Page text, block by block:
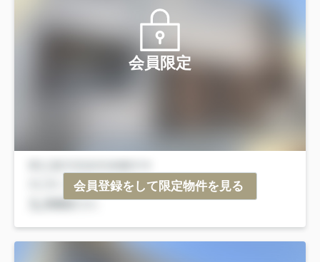
会員限定
会員登録をして限定物件を見る